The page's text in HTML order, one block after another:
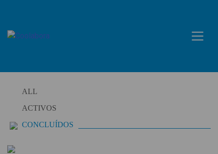
content
ALL
ACTIVOS
CONCLUÍDOS